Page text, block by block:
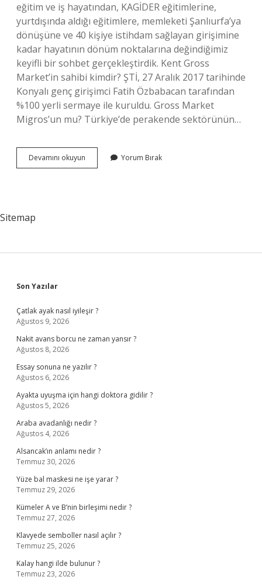
eğitim ve iş hayatından, KAGİDER eğitimlerine,
yurtdışında aldığı eğitimlere, memleketi Şanlıurfa’ya
dönüşüne ve 40 kişiye istihdam sağlayan girişimine
kadar hayatının dönüm noktalarına değindiğimiz
keyifli bir sohbet gerçekleştirdik. Kent Gross
Market’in sahibi kimdir? ŞTİ, 27 Aralık 2017 tarihinde
Konyalı genç girişimci Fatih Özbabacan tarafından
%100 yerli sermaye ile kuruldu. Gross Market
Migros’un mu? Türkiye’de perakende sektörünün…
Devamını okuyun
Market
Yorum Bırak
Sitemap
Sidebar
Son Yazılar
Çatlak ayak nasıl iyileşir ?
Ağustos 9, 2026
Nakit avans borcu ne zaman yansır ?
Ağustos 8, 2026
Essay sonuna ne yazılır ?
Ağustos 6, 2026
Ayakta uyuşma için hangi doktora gidilir ?
Ağustos 5, 2026
Araba avadanlığı nedir ?
Ağustos 4, 2026
Alsancak’ın anlamı nedir ?
Temmuz 30, 2026
Yüze bal maskesi ne işe yarar ?
Temmuz 29, 2026
Kümeler A ve B’nin birleşimi nedir ?
Temmuz 27, 2026
Klavyede semboller nasıl açılır ?
Temmuz 25, 2026
Kalay hangi ilde bulunur ?
Temmuz 23, 2026